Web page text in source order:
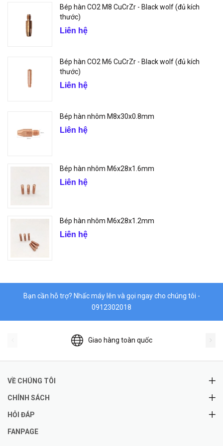
Bép hàn CO2 M8 CuCrZr - Black wolf (đủ kích
thước)
Liên hệ
Bép hàn CO2 M6 CuCrZr - Black wolf (đủ kích
thước)
Liên hệ
Bép hàn nhôm M8x30x0.8mm
Liên hệ
Bép hàn nhôm M6x28x1.6mm
Liên hệ
Bép hàn nhôm M6x28x1.2mm
Liên hệ
Bạn cần hỗ trợ? Nhấc máy lên và gọi ngay cho chúng tôi -
0912302018
Giao hàng toàn quốc
VỀ CHÚNG TÔI
CHÍNH SÁCH
HỎI ĐÁP
FANPAGE